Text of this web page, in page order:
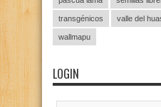
transgénicos valle del
wallmapu
LOGIN